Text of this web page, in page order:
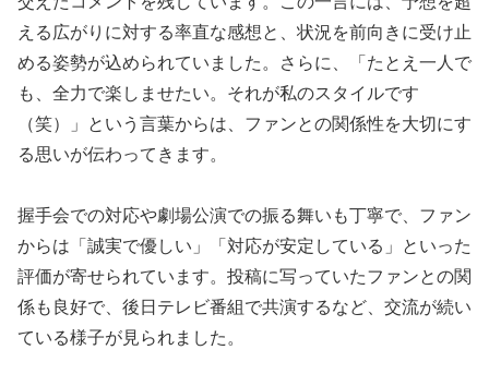
える広がりに対する率直な感想と、状況を前向きに受け止
める姿勢が込められていました。さらに、「たとえ一人で
も、全力で楽しませたい。それが私のスタイルです
（笑）」という言葉からは、ファンとの関係性を大切にす
る思いが伝わってきます。
握手会での対応や劇場公演での振る舞いも丁寧で、ファン
からは「誠実で優しい」「対応が安定している」といった
評価が寄せられています。投稿に写っていたファンとの関
係も良好で、後日テレビ番組で共演するなど、交流が続い
ている様子が見られました。